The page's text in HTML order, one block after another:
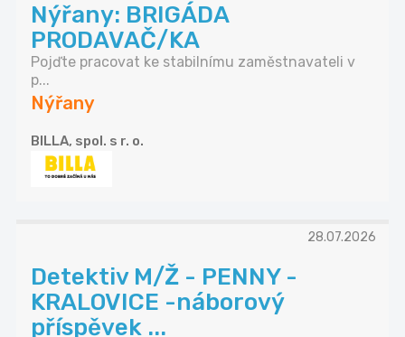
Nýřany: BRIGÁDA
PRODAVAČ/KA
Pojďte pracovat ke stabilnímu zaměstnavateli v
p...
Nýřany
BILLA, spol. s r. o.
28.07.2026
Detektiv M/Ž - PENNY -
KRALOVICE -náborový
příspěvek ...